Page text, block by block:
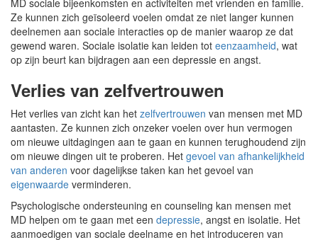
MD sociale bijeenkomsten en activiteiten met vrienden en familie.
Ze kunnen zich geïsoleerd voelen omdat ze niet langer kunnen
deelnemen aan sociale interacties op de manier waarop ze dat
gewend waren. Sociale isolatie kan leiden tot eenzaamheid, wat
op zijn beurt kan bijdragen aan een depressie en angst.
Verlies van zelfvertrouwen
Het verlies van zicht kan het zelfvertrouwen van mensen met MD
aantasten. Ze kunnen zich onzeker voelen over hun vermogen
om nieuwe uitdagingen aan te gaan en kunnen terughoudend zijn
om nieuwe dingen uit te proberen. Het gevoel van afhankelijkheid
van anderen voor dagelijkse taken kan het gevoel van
eigenwaarde verminderen.
Psychologische ondersteuning en counseling kan mensen met
MD helpen om te gaan met een depressie, angst en isolatie. Het
aanmoedigen van sociale deelname en het introduceren van